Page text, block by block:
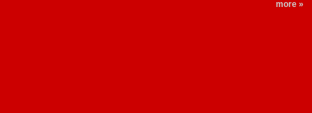
more »